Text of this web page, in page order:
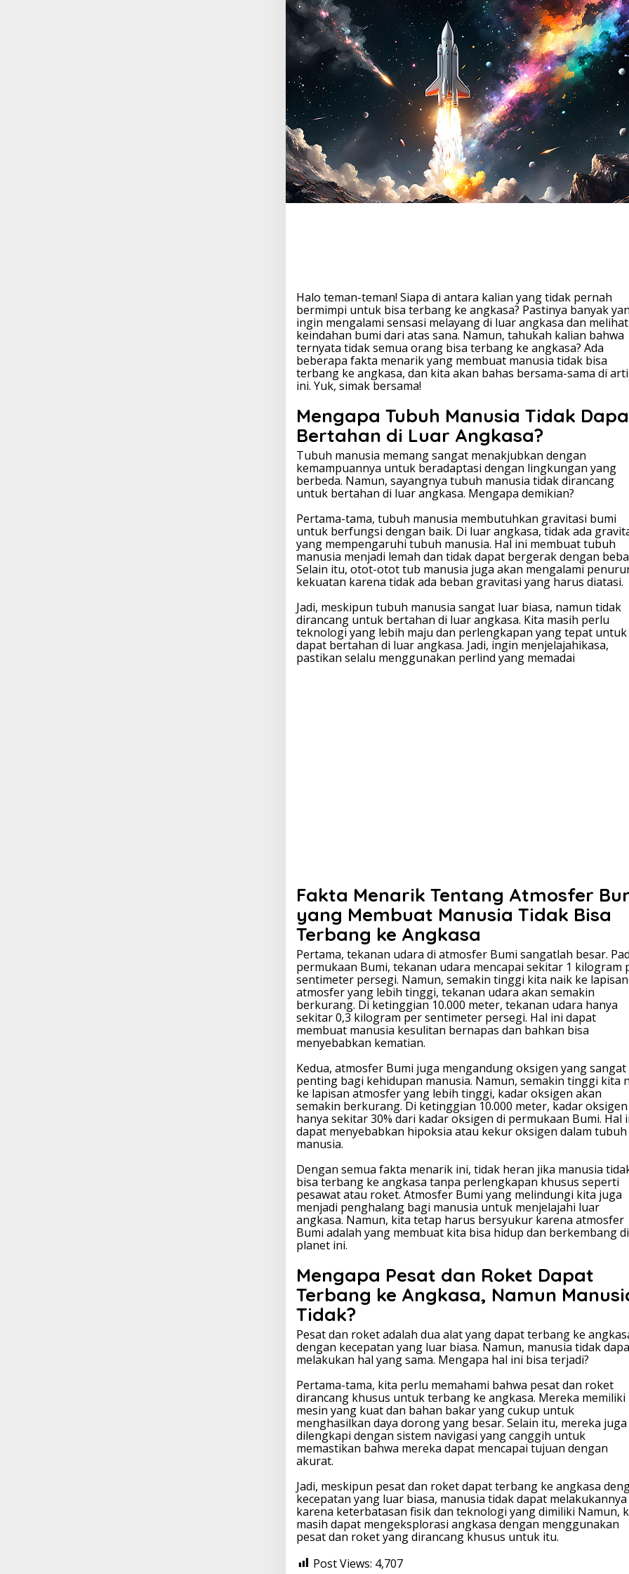
a
n
g
M
e
g
a
T
d
T
e
r
b
a
n
g
k
k
a
s
a
Halo teman-teman! Siapa di antara kalian yang tidak pernah
bermimpi untuk bisa terbang ke angkasa? Pastinya banyak
ingin mengalami sensasi melayang di luar angkasa dan melihat
keindahan bumi dari atas sana. Namun, tahukah kalian bahwa
ternyata tidak semua orang bisa terbang ke angkasa? Ada
beberapa fakta menarik yang membuat manusia tidak bisa
terbang ke angkasa, dan kita akan bahas bersama-sama di
ini. Yuk, simak bersama!
Mengapa Tubuh Manusia Tidak
Bertahan di Luar Angkasa?
Tubuh manusia memang sangat menakjubkan dengan
kemampuannya untuk beradaptasi dengan lingkungan yang
berbeda. Namun, sayangnya tubuh manusia tidak dirancang
untuk bertahan di luar angkasa. Mengapa demikian?
Pertama-tama, tubuh manusia membutuhkan gravitasi bumi
untuk berfungsi dengan baik. Di luar angkasa, tidak ada
yang mempengaruhi tubuh manusia. Hal ini membuat tubuh
manusia menjadi lemah dan tidak dapat bergerak dengan
Selain itu, otot-otot tub manusia juga akan mengalami
kekuatan karena tidak ada beban gravitasi yang harus diatasi.
Jadi, meskipun tubuh manusia sangat luar biasa, namun tidak
dirancang untuk bertahan di luar angkasa. Kita masih perlu
teknologi yang lebih maju dan perlengkapan yang tepat untuk
dapat bertahan di luar angkasa. Jadi, ingin menjelajahikasa,
pastikan selalu menggunakan perlind yang memadai
Fakta Menarik Tentang Atmosfer
yang Membuat Manusia Tidak Bisa
Terbang ke Angkasa
Pertama, tekanan udara di atmosfer Bumi sangatlah besar.
permukaan Bumi, tekanan udara mencapai sekitar 1 kilogram
sentimeter persegi. Namun, semakin tinggi kita naik ke lapisan
atmosfer yang lebih tinggi, tekanan udara akan semakin
berkurang. Di ketinggian 10.000 meter, tekanan udara hanya
sekitar 0,3 kilogram per sentimeter persegi. Hal ini dapat
membuat manusia kesulitan bernapas dan bahkan bisa
menyebabkan kematian.
Kedua, atmosfer Bumi juga mengandung oksigen yang sangat
penting bagi kehidupan manusia. Namun, semakin tinggi kita
ke lapisan atmosfer yang lebih tinggi, kadar oksigen akan
semakin berkurang. Di ketinggian 10.000 meter, kadar oksigen
hanya sekitar 30% dari kadar oksigen di permukaan Bumi. Hal
dapat menyebabkan hipoksia atau kekur oksigen dalam tubuh
manusia.
Dengan semua fakta menarik ini, tidak heran jika manusia
bisa terbang ke angkasa tanpa perlengkapan khusus seperti
pesawat atau roket. Atmosfer Bumi yang melindungi kita juga
menjadi penghalang bagi manusia untuk menjelajahi luar
angkasa. Namun, kita tetap harus bersyukur karena atmosfer
Bumi adalah yang membuat kita bisa hidup dan berkembang di
planet ini.
Mengapa Pesat dan Roket Dapat
Terbang ke Angkasa, Namun
Tidak?
Pesat dan roket adalah dua alat yang dapat terbang ke
dengan kecepatan yang luar biasa. Namun, manusia tidak
melakukan hal yang sama. Mengapa hal ini bisa terjadi?
Pertama-tama, kita perlu memahami bahwa pesat dan roket
dirancang khusus untuk terbang ke angkasa. Mereka memiliki
mesin yang kuat dan bahan bakar yang cukup untuk
menghasilkan daya dorong yang besar. Selain itu, mereka juga
dilengkapi dengan sistem navigasi yang canggih untuk
memastikan bahwa mereka dapat mencapai tujuan dengan
akurat.
Jadi, meskipun pesat dan roket dapat terbang ke angkasa
kecepatan yang luar biasa, manusia tidak dapat melakukannya
karena keterbatasan fisik dan teknologi yang dimiliki Namun,
masih dapat mengeksplorasi angkasa dengan menggunakan
pesat dan roket yang dirancang khusus untuk itu.
Post Views: 4,707